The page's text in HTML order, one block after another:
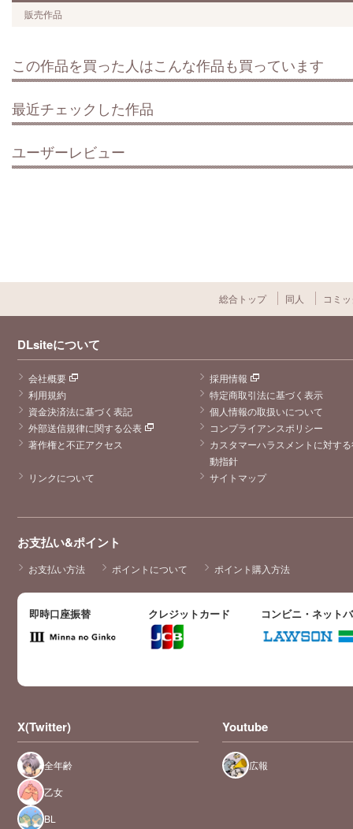
販売作品
この作品を買った人はこんな作品も買っています
最近チェックした作品
ユーザーレビュー
総合トップ 同人 コミ
DLsiteについて
会社概要
採用情報
利用規約
特定商取引法に基づく表示
資金決済法に基づく表記
個人情報の取扱いについて
外部送信規律に関する公表
コンプライアンスポリシー
著作権と不正アクセス
カスタマーハラスメントに対す
動指針
リンクについて
サイトマップ
お支払い&ポイント
お支払い方法 ポイントについて ポイント購入方法
即時口座振替 クレジットカード コンビニ・ネット
X(Twitter)
全年齢
乙女
BL
Youtube
広報